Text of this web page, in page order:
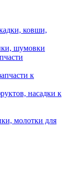
ковши,
шумовки
к
насадки к
молотки для